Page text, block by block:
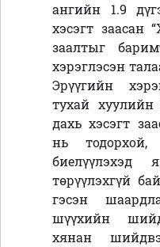
ангийн 1.9
хэсэгт заасан
заалтыг
хэрэглэсэн
Эрүүгийн
тухай
дахь хэсэгт
нь тодорхой,
биелүүлэхэд
төрүүлэхгүй
гэсэн
шүүхийн
хянан